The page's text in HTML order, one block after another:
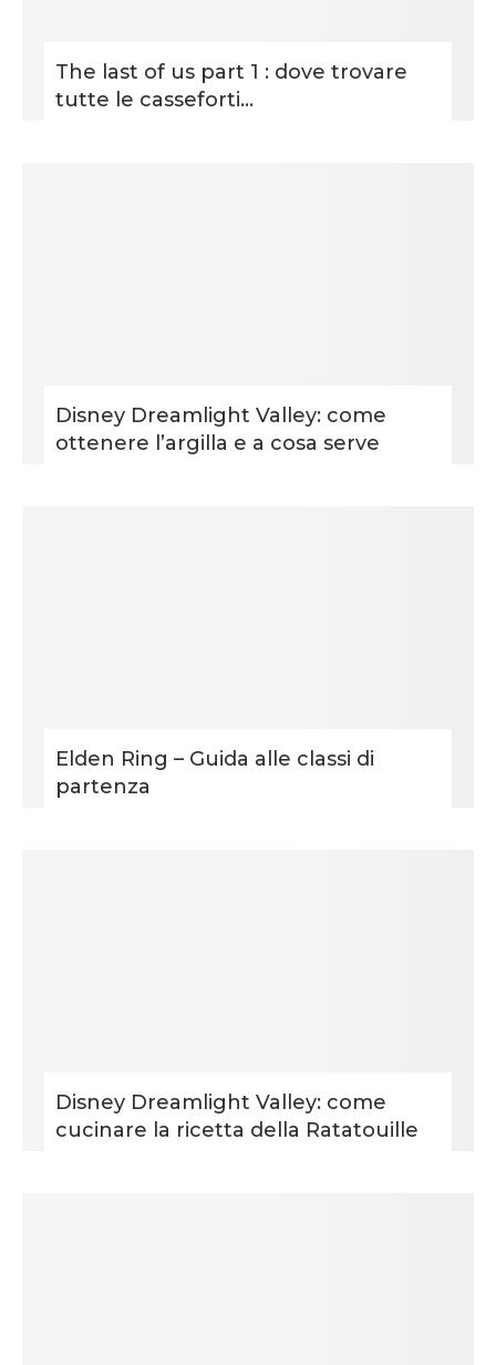
The last of us part 1 : dove trovare
tutte le casseforti...
Disney Dreamlight Valley: come
ottenere l’argilla e a cosa serve
Elden Ring – Guida alle classi di
partenza
Disney Dreamlight Valley: come
cucinare la ricetta della Ratatouille